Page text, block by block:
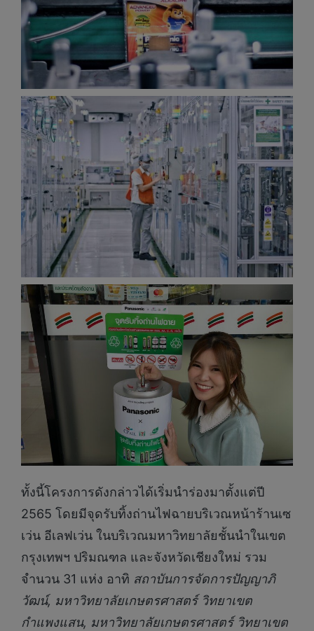
ทั้งนี้โครงการดังกล่าวได้เริ่มนำร่องมาตั้งแต่ปี
2565 โดยมีจุดรับทิ้งถ่านไฟฉายบริเวณหน้าร้านเซ
เว่น อีเลฟเว่น ในบริเวณมหาวิทยาลัยชั้นนำในเขต
กรุงเทพฯ ปริมณฑล และจังหวัดเชียงใหม่ รวม
จำนวน 31 แห่ง อาทิ สถาบันการจัดการปัญญาภิ
วัฒน์, มหาวิทยาลัยเกษตรศาสตร์ วิทยาเขต
กำแพงแสน, มหาวิทยาลัยเกษตรศาสตร์ วิทยาเขต